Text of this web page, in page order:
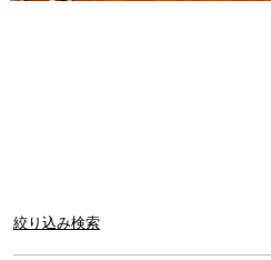
絞り込み検索